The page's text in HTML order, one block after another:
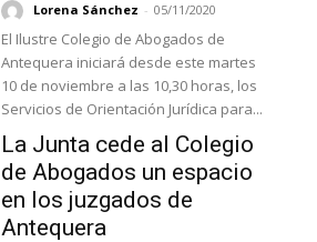
Lorena Sánchez - 05/11/2020
El Ilustre Colegio de Abogados de
Antequera iniciará desde este martes
10 de noviembre a las 10,30 horas, los
Servicios de Orientación Jurídica para...
La Junta cede al Colegio
de Abogados un espacio
en los juzgados de
Antequera